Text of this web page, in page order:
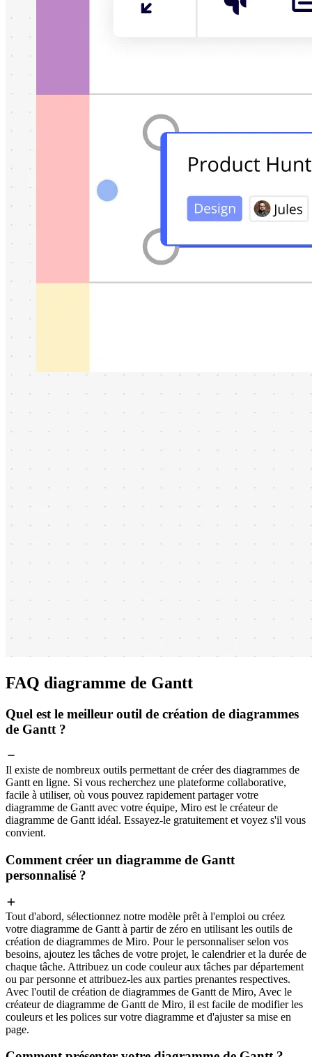
FAQ diagramme de Gantt
Quel est le meilleur outil de création de diagrammes
de Gantt ?
Il existe de nombreux outils permettant de créer des diagrammes de
Gantt en ligne. Si vous recherchez une plateforme collaborative,
facile à utiliser, où vous pouvez rapidement partager votre
diagramme de Gantt avec votre équipe, Miro est le créateur de
diagramme de Gantt idéal. Essayez-le gratuitement et voyez s'il vous
convient.
Comment créer un diagramme de Gantt
personnalisé ?
Tout d'abord, sélectionnez notre modèle prêt à l'emploi ou créez
votre diagramme de Gantt à partir de zéro en utilisant les outils de
création de diagrammes de Miro. Pour le personnaliser selon vos
besoins, ajoutez les tâches de votre projet, le calendrier et la durée de
chaque tâche. Attribuez un code couleur aux tâches par département
ou par personne et attribuez-les aux parties prenantes respectives.
Avec l'outil de création de diagrammes de Gantt de Miro, Avec le
créateur de diagramme de Gantt de Miro, il est facile de modifier les
couleurs et les polices sur votre diagramme et d'ajuster sa mise en
page.